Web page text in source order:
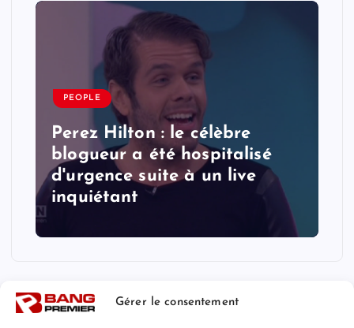
Gérer le consentement
PEOPLE
Perez Hilton : le célèbre
blogueur a été hospitalisé
d'urgence suite à un live
inquiétant